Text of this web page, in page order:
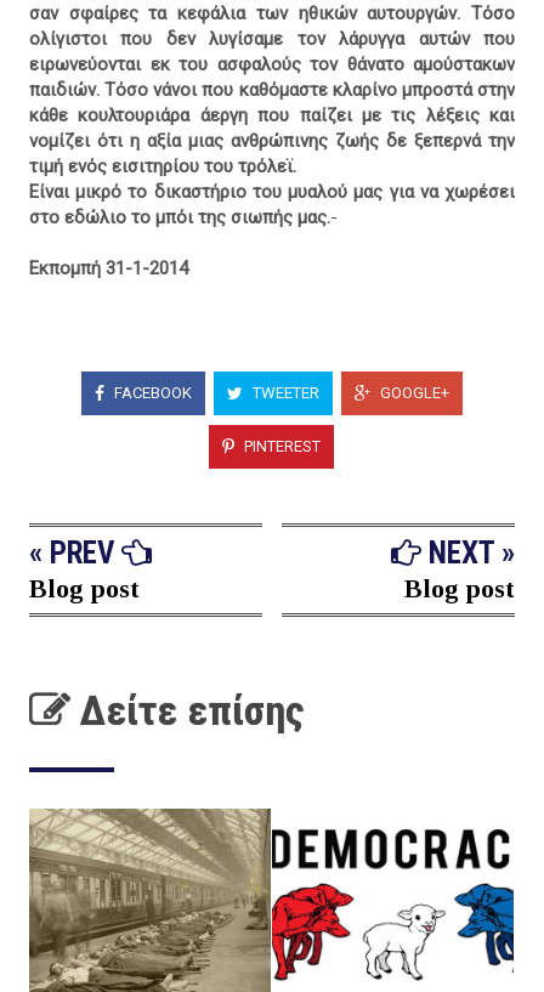
σαν σφαίρες τα κεφάλια των ηθικών αυτουργών. Τόσο
ολίγιστοι που δεν λυγίσαμε τον λάρυγγα αυτών που
ειρωνεύονται εκ του ασφαλούς τον θάνατο αμούστακων
παιδιών. Τόσο νάνοι που καθόμαστε κλαρίνο μπροστά στην
κάθε κουλτουριάρα άεργη που παίζει με τις λέξεις και
νομίζει ότι η αξία μιας ανθρώπινης ζωής δε ξεπερνά την
τιμή ενός εισιτηρίου του τρόλεϊ.
Είναι μικρό το δικαστήριο του μυαλού μας για να χωρέσει
στο εδώλιο το μπόι της σιωπής μας.-
Εκπομπή 31-1-2014
FACEBOOK TWEETER GOOGLE+
PINTEREST
« PREV
Blog post
NEXT »
Blog post
Δείτε επίσης